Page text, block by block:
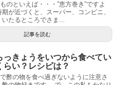
のといえば・・・”恵方巻き”ですよ
が近づくと、スーパー、コンビニ、
たるところでさま...
記事を読む
っきょうをいつから食べてい
らい？レシピは？
酢の物を食べ過ぎないように注意さ